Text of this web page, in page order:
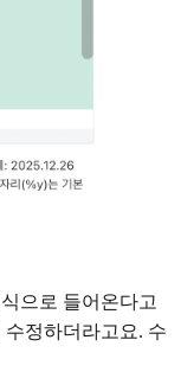
으로 들어온다고
정하더라고요. 수